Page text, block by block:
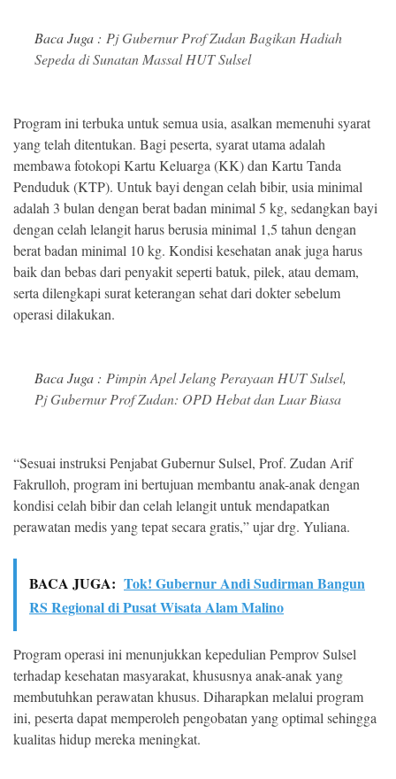
Baca Juga : Pj Gubernur Prof Zudan Bagikan Hadiah
Sepeda di Sunatan Massal HUT Sulsel
Program ini terbuka untuk semua usia, asalkan memenuhi syarat
yang telah ditentukan. Bagi peserta, syarat utama adalah
membawa fotokopi Kartu Keluarga (KK) dan Kartu Tanda
Penduduk (KTP). Untuk bayi dengan celah bibir, usia minimal
adalah 3 bulan dengan berat badan minimal 5 kg, sedangkan bayi
dengan celah lelangit harus berusia minimal 1,5 tahun dengan
berat badan minimal 10 kg. Kondisi kesehatan anak juga harus
baik dan bebas dari penyakit seperti batuk, pilek, atau demam,
serta dilengkapi surat keterangan sehat dari dokter sebelum
operasi dilakukan.
Baca Juga : Pimpin Apel Jelang Perayaan HUT Sulsel,
Pj Gubernur Prof Zudan: OPD Hebat dan Luar Biasa
“Sesuai instruksi Penjabat Gubernur Sulsel, Prof. Zudan Arif
Fakrulloh, program ini bertujuan membantu anak-anak dengan
kondisi celah bibir dan celah lelangit untuk mendapatkan
perawatan medis yang tepat secara gratis,” ujar drg. Yuliana.
BACA JUGA: Tok! Gubernur Andi Sudirman Bangun
RS Regional di Pusat Wisata Alam Malino
Program operasi ini menunjukkan kepedulian Pemprov Sulsel
terhadap kesehatan masyarakat, khususnya anak-anak yang
membutuhkan perawatan khusus. Diharapkan melalui program
ini, peserta dapat memperoleh pengobatan yang optimal sehingga
kualitas hidup mereka meningkat.